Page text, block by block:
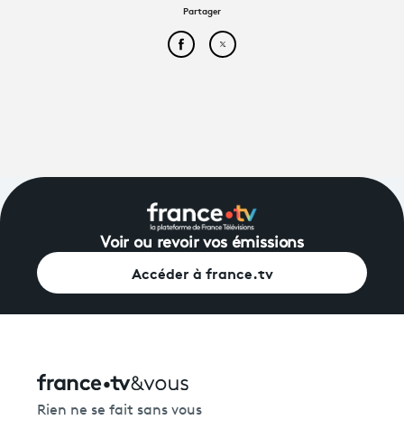
Partager
Partager cet article sur
Partager cet article sur
Voir ou revoir vos émissions
Accéder à france.tv
Rien ne se fait sans vous